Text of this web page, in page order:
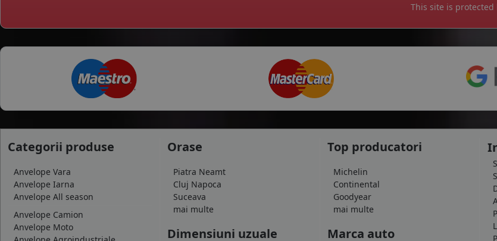
This site is protected
Categorii produse
Anvelope Vara
Anvelope Iarna
Anvelope All season
Anvelope Camion
Anvelope Moto
Orase
Piatra Neamt
Cluj Napoca
Suceava
mai multe
Dimensiuni uzuale
Top producatori
Michelin
Continental
Goodyear
mai multe
Marca auto